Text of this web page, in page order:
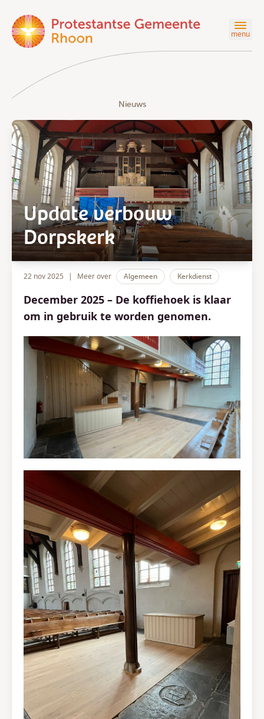
menu
Nieuws
Update verbouw
Dorpskerk
22 nov 2025 | Meer over Algemeen Kerkdienst
December 2025 – De koffiehoek is klaar
om in gebruik te worden genomen.